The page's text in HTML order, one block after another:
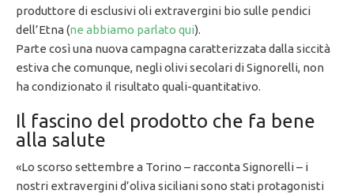
produttore di esclusivi oli extravergini bio sulle pendici
dell’Etna (ne abbiamo parlato qui).
Parte così una nuova campagna caratterizzata dalla siccità
estiva che comunque, negli olivi secolari di Signorelli, non
ha condizionato il risultato quali-quantitativo.
Il fascino del prodotto che fa bene
alla salute
«Lo scorso settembre a Torino – racconta Signorelli – i
nostri extravergini d’oliva siciliani sono stati protagonisti